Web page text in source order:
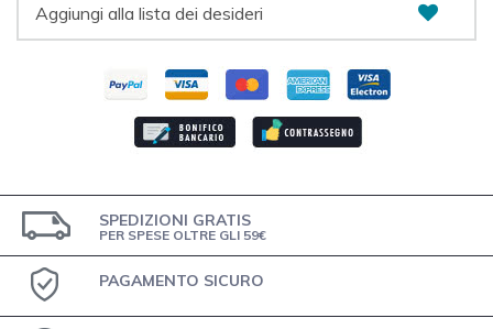
Aggiungi alla lista dei desideri
SPEDIZIONI GRATIS
PER SPESE OLTRE GLI 59€
PAGAMENTO SICURO